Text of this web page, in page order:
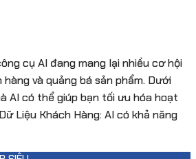
cụ AI đang mang lại nhiều cơ hội
và quảng bá sản phẩm. Dưới
AI có thể giúp bạn tối ưu hóa hoạt
Liệu Khách Hàng: AI có khả năng